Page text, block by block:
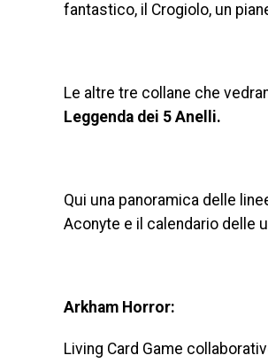
fantastico, il Crogiolo, un
Le altre tre collane che
Leggenda dei 5 Anelli.
Qui una panoramica delle
Aconyte e il calendario delle
Arkham Horror:
Living Card Game